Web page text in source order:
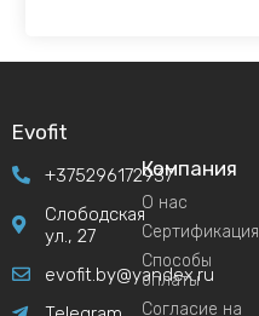
Evofit
+375296172937
Слободская
ул., 27
evofit.by@yandex.ru
Компания
О нас
Сертификация
Способы
оплаты
Согласие на